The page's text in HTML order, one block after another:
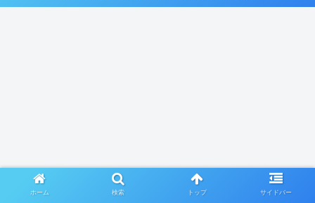
ホーム 検索 トップ サイドバー